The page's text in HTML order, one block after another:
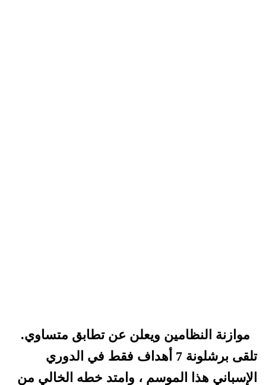
موازنة النظامين ويعلن عن تطابق متساوي.
تلقى برشلونة 7 أهداف فقط في الدوري
الإسباني هذا الموسم ، وامتد خطه الخالي من